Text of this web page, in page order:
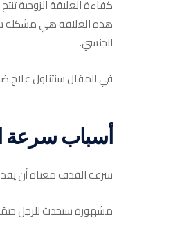
كفاءة العلاقة الزوجية
هذه العلاقة هي مشكلة
الجنسي.
في المقال سنتناول
أسباب سرعة
سرعة القذف معناه أن
مشهورة ستحدث للرجل حتمًا خلال أى